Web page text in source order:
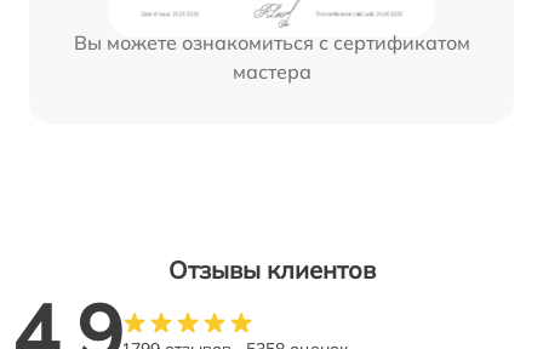
Вы можете ознакомиться с сертификатом
мастера
Отзывы клиентов